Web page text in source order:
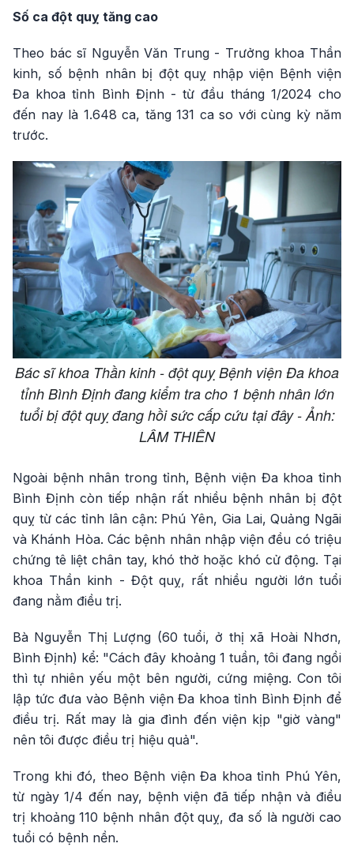
Số ca đột quỵ tăng cao
Theo bác sĩ Nguyễn Văn Trung - Trưởng khoa Thần
kinh, số bệnh nhân bị đột quỵ nhập viện Bệnh viện
Đa khoa tỉnh Bình Định - từ đầu tháng 1/2024 cho
đến nay là 1.648 ca, tăng 131 ca so với cùng kỳ năm
trước.
Bác sĩ khoa Thần kinh - đột quỵ Bệnh viện Đa khoa
tỉnh Bình Định đang kiểm tra cho 1 bệnh nhân lớn
tuổi bị đột quỵ đang hồi sức cấp cứu tại đây - Ảnh:
LÂM THIÊN
Ngoài bệnh nhân trong tỉnh, Bệnh viện Đa khoa tỉnh
Bình Định còn tiếp nhận rất nhiều bệnh nhân bị đột
quỵ từ các tỉnh lân cận: Phú Yên, Gia Lai, Quảng Ngãi
và Khánh Hòa. Các bệnh nhân nhập viện đều có triệu
chứng tê liệt chân tay, khó thở hoặc khó cử động. Tại
khoa Thần kinh - Đột quỵ, rất nhiều người lớn tuổi
đang nằm điều trị.
Bà Nguyễn Thị Lượng (60 tuổi, ở thị xã Hoài Nhơn,
Bình Định) kể: "Cách đây khoảng 1 tuần, tôi đang ngồi
thì tự nhiên yếu một bên người, cứng miệng. Con tôi
lập tức đưa vào Bệnh viện Đa khoa tỉnh Bình Định để
điều trị. Rất may là gia đình đến viện kịp "giờ vàng"
nên tôi được điều trị hiệu quả".
Trong khi đó, theo Bệnh viện Đa khoa tỉnh Phú Yên,
từ ngày 1/4 đến nay, bệnh viện đã tiếp nhận và điều
trị khoảng 110 bệnh nhân đột quỵ, đa số là người cao
tuổi có bệnh nền.